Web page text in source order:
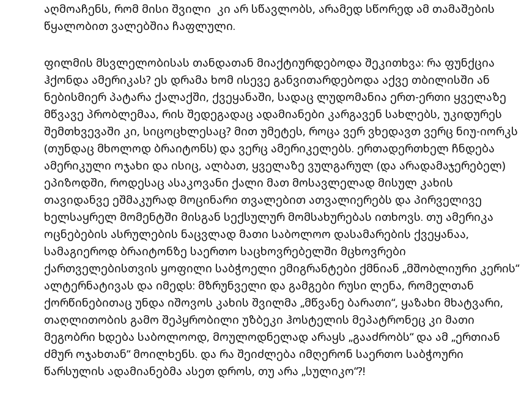
აღმოაჩენს, რომ მისი შვილი
კი არ სწავლობს, არამედ სწორედ ამ თამაშების
წყალობით ვალებშია ჩაფლული.
ფილმის მსვლელობისას თანდათან მიაქტიურდებოდა შეკითხვა: რა ფუნქცია
ჰქონდა ამერიკას? ეს დრამა ხომ ისევე განვითარდებოდა აქვე თბილისში ან
ნებისმიერ პატარა ქალაქში, ქვეყანაში, სადაც ლუდომანია ერთ-ერთი ყველაზე
მწვავე პრობლემაა, რის შედეგადაც ადამიანები კარგავენ სახლებს, უკიდურეს
შემთხვევაში კი, სიცოცხლესაც? მით უმეტეს, როცა ვერ ვხედავთ ვერც ნიუ-იორკს
(თუნდაც მხოლოდ ბრაიტონს) და ვერც ამერიკელებს. ერთადერთხელ ჩნდება
ამერიკული ოჯახი და ისიც, ალბათ, ყველაზე ვულგარულ (და არადამაჯერებელ)
ეპიზოდში, როდესაც ასაკოვანი ქალი მათ მოსავლელად მისულ კახის
თავიდანვე ეშმაკურად მოცინარი თვალებით ათვალიერებს და პირველივე
ხელსაყრელ მომენტში მისგან სექსულურ მომსახურებას ითხოვს. თუ ამერიკა
ოცნებების ასრულების ნაცვლად მათი საბოლოო დასამარების ქვეყანაა,
სამაგიეროდ ბრაიტონზე საერთო საცხოვრებელში მცხოვრები
ქართველებისთვის ყოფილი საბჭოელი ემიგრანტები ქმნიან „მშობლიური კერის“
ალტერნატივას და იმედს: მზრუნველი და გამგები რუსი ლენა, რომელთან
ქორწინებითაც უნდა იშოვოს კახის შვილმა „მწვანე ბარათი“, ყაზახი მხატვარი,
თაღლითობის გამო შეპყრობილი უზბეკი ჰოსტელის მეპატრონეც კი მათი
მეგობრი ხდება საბოლოოდ, მოულოდნელად არაყს „გააძრობს“ და ამ „ერთიან
ძმურ ოჯახთან“ მოილხენს. და რა შეიძლება იმღერონ საერთო საბჭოური
წარსულის ადამიანებმა ასეთ დროს, თუ არა „სულიკო“?!